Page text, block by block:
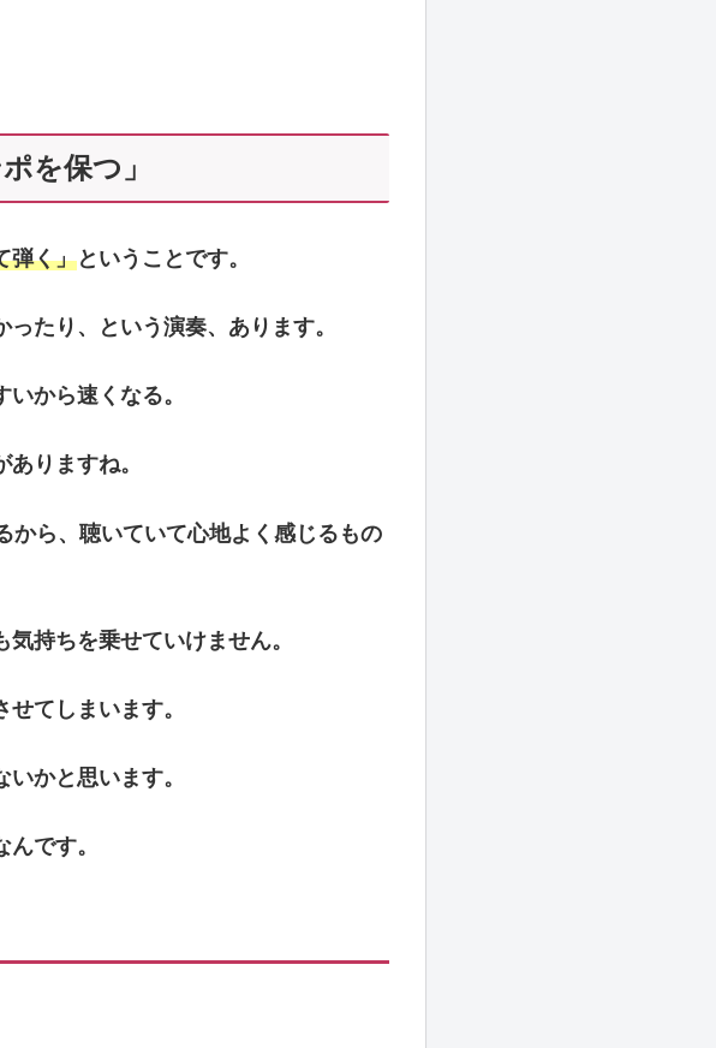
を保つ」
弾く」ということです。
たり、という演奏、あります。
から速くなる。
りますね。
から、聴いていて心地よく感じるもの
持ちを乗せていけません。
てしまいます。
かと思います。
です。